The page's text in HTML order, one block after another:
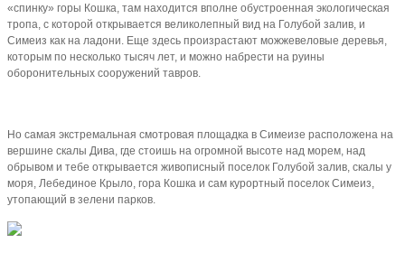
«спинку» горы Кошка, там находится вполне обустроенная экологическая
тропа, с которой открывается великолепный вид на Голубой залив, и
Симеиз как на ладони. Еще здесь произрастают можжевеловые деревья,
которым по несколько тысяч лет, и можно набрести на руины
оборонительных сооружений тавров.
Но самая экстремальная смотровая площадка в Симеизе расположена на
вершине скалы Дива, где стоишь на огромной высоте над морем, над
обрывом и тебе открывается живописный поселок Голубой залив, скалы у
моря, Лебединое Крыло, гора Кошка и сам курортный поселок Симеиз,
утопающий в зелени парков.